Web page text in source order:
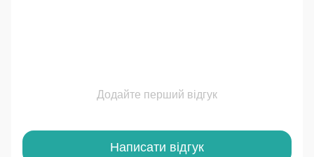
Додайте перший відгук
Написати відгук